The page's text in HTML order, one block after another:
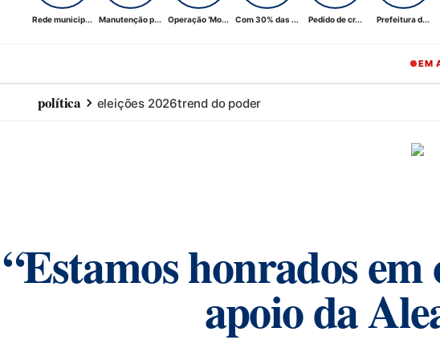
Rede municip... Manutenção p... Operação ‘Mo... Com 30% das ... Pedido de cr... Prefeitura d...
EM
política eleições 2026trend do poder
“Estamos honrados
apoio da